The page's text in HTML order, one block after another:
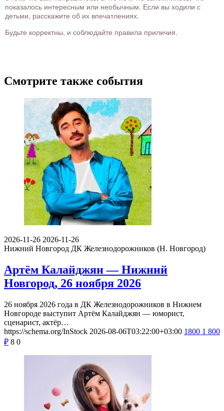
показалось интересным или необычным. Если вы ходили с
детьми, расскажите об их впечатлениях.
Будьте корректны, и соблюдайте правила приличия.
Смотрите также события
2026-11-26 2026-11-26
Нижний Новгород ДК Железнодорожников (Н. Новгород)
Артём Калайджян — Нижний
Новгород, 26 ноября 2026
26 ноября 2026 года в ДК Железнодорожников в Нижнем
Новгороде выступит Артём Калайджян — юморист,
сценарист, актёр…
https://schema.org/InStock 2026-08-06T03:22:00+03:00 1800 1 800
₽ 8 0